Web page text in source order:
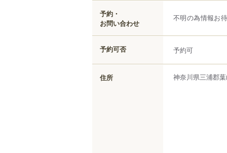
予約・
お問い合わせ
不明の為情報お
予約可否 予約可
住所 神奈川県三浦郡